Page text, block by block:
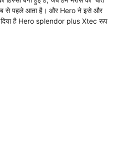
सब से पहले आता है। और Hero ने इसे और
दिया है Hero splendor plus Xtec रूप